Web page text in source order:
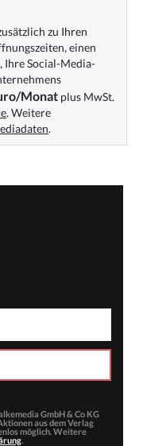
zu Ihren
einen
Ihre Social-Media-
Monat plus MwSt.
. Weitere
.
GmbH & Co KG
aus dem Verlag
möglich. Weitere
.